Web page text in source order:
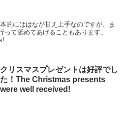
的にははなが甘え上手なのですが、ま
って舐めてあげることもあります。
クリスマスプレゼントは好評でし
た！The Christmas presents
were well received!